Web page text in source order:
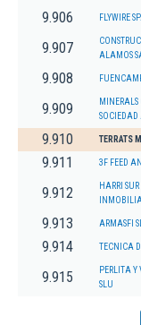
9.906 FLYWIRE
9.907
ALAMOS
9.908
9.909
MINERALS
9.910 TERRATS
9.911 3F FEED
9.912
HARRI
9.913 ARMASFI SL
9.914 TECNICA
9.915
PERLITA Y
SLU